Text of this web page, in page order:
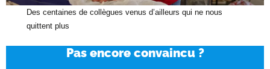
Des centaines de collègues venus d’ailleurs qui ne nous
quittent plus
Pas encore convaincu ?